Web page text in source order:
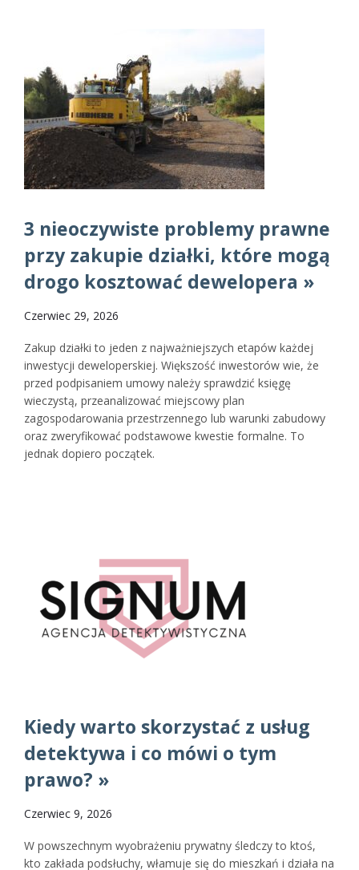
3 nieoczywiste problemy prawne
przy zakupie działki, które mogą
drogo kosztować dewelopera »
Czerwiec 29, 2026
Zakup działki to jeden z najważniejszych etapów każdej
inwestycji deweloperskiej. Większość inwestorów wie, że
przed podpisaniem umowy należy sprawdzić księgę
wieczystą, przeanalizować miejscowy plan
zagospodarowania przestrzennego lub warunki zabudowy
oraz zweryfikować podstawowe kwestie formalne. To
jednak dopiero początek.
Kiedy warto skorzystać z usług
detektywa i co mówi o tym
prawo? »
Czerwiec 9, 2026
W powszechnym wyobrażeniu prywatny śledczy to ktoś,
kto zakłada podsłuchy, włamuje się do mieszkań i działa na